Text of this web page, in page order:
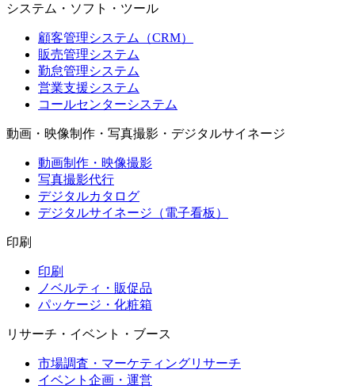
システム・ソフト・ツール
顧客管理システム（CRM）
販売管理システム
勤怠管理システム
営業支援システム
コールセンターシステム
動画・映像制作・写真撮影・デジタルサイネージ
動画制作・映像撮影
写真撮影代行
デジタルカタログ
デジタルサイネージ（電子看板）
印刷
印刷
ノベルティ・販促品
パッケージ・化粧箱
リサーチ・イベント・ブース
市場調査・マーケティングリサーチ
イベント企画・運営